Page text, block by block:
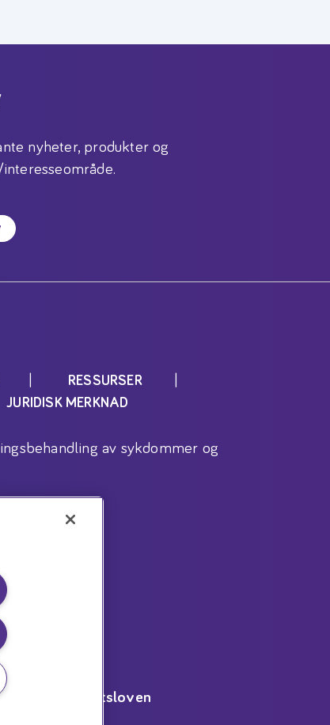
nyheter, produkter og
RESSURSER
JURIDISK MERKNAD
av sykdommer og
Åpenhetsloven